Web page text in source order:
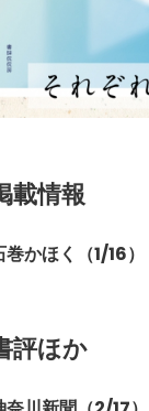
載情報
巻かほく（1/16）
評ほか